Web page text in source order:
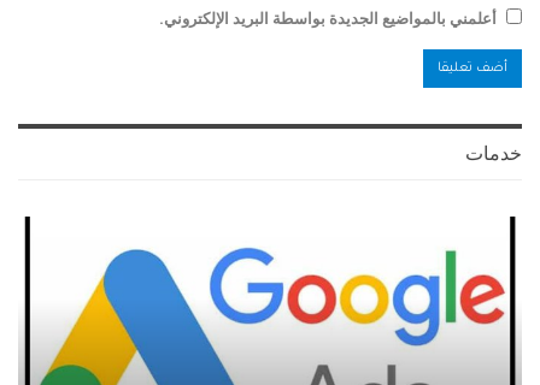
أعلمني بالمواضيع الجديدة بواسطة البريد الإلكتروني.
خدمات